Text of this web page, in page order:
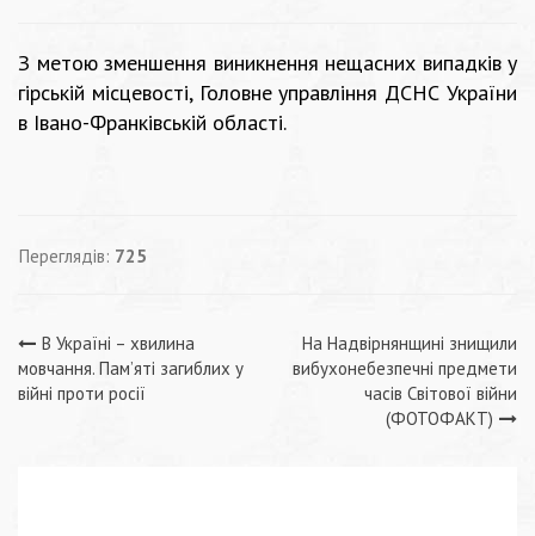
З метою зменшення виникнення нещасних випадків у
гірській місцевості, Головне управління ДСНС України
в Івано-Франківській області.
Переглядів: 725
Навігація
записів
В Україні – хвилина
мовчання. Пам’яті загиблих у
війні проти росії
На Надвірнянщині знищили
вибухонебезпечні предмети
часів Світової війни
(ФОТОФАКТ)